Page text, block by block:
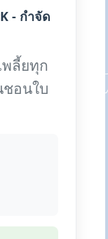
- กำจัด
ลี้ยทุก
อนใบ